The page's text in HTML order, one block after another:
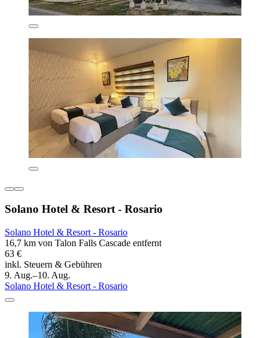
Solano Hotel & Resort - Rosario
Solano Hotel & Resort - Rosario
16,7 km von Talon Falls Cascade entfernt
63 €
inkl. Steuern & Gebühren
9. Aug.–10. Aug.
Solano Hotel & Resort - Rosario